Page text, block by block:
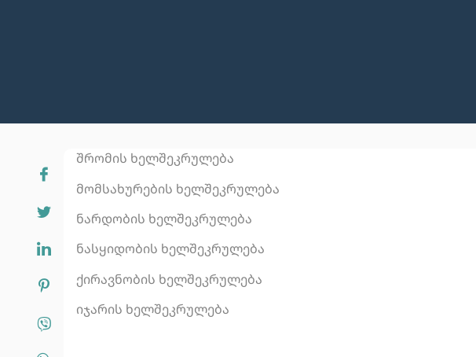
შრომის ხელშეკრულება
მომსახურების ხელშეკრულება
ნარდობის ხელშეკრულება
ნასყიდობის ხელშეკრულება
ქირავნობის ხელშეკრულება
იჯარის ხელშეკრულება